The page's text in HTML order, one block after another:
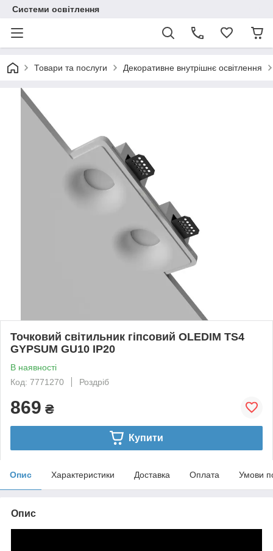
Системи освітлення
Товари та послуги Декоративне внутрішнє освітлення
Точковий світильник гіпсовий OLEDIM TS4
GYPSUM GU10 IP20
В наявності
Код: 7771270
Роздріб
869 ₴
Купити
Опис Характеристики Доставка Оплата Умови
Опис